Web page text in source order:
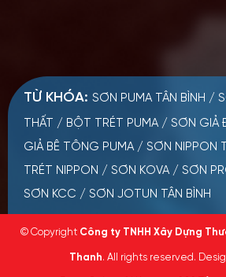
TỪ KHÓA: SƠN PUMA TÂN BÌNH /
THẤT
/ BỘT TRÉT PUMA / SƠN GIẢ
GIẢ BÊ TÔNG PUMA / SƠN NIPPON
TRÉT NIPPON / SƠN KOVA / SƠN
SƠN KCC / SƠN JOTUN TÂN BÌNH
© Copyright Công ty TNHH Xây Dựng
Thanh. All rights reserved.